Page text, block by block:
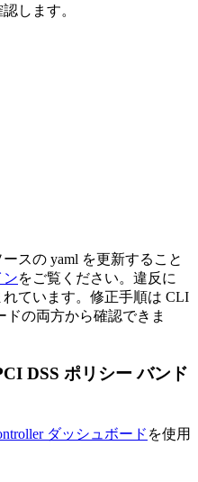
します。
スの yaml を更新すること
ンをご覧ください。違反に
ています。修正手順は CLI
ドの両方から確認できま
DSS ポリシー バンド
ダッシュボード を使用